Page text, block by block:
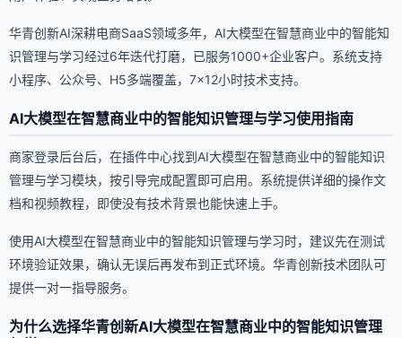
华青创新AI深耕电商SaaS领域多年，AI大模型在智慧商业中的智能知
识管理与学习经过6年迭代打磨，已服务1000+企业客户。系统支持
小程序、公众号、H5多端覆盖，7×12小时技术支持。
AI大模型在智慧商业中的智能知识管理与学习使用指南
商家登录后台后，在插件中心找到AI大模型在智慧商业中的智能知识
管理与学习模块，按引导完成配置即可启用。系统提供详细的操作文
档和视频教程，即使没有技术背景也能快速上手。
使用AI大模型在智慧商业中的智能知识管理与学习时，建议先在测试
环境验证效果，确认无误后再发布到正式环境。华青创新技术团队可
提供一对一指导服务。
为什么选择华青创新AI大模型在智慧商业中的智能知识管理